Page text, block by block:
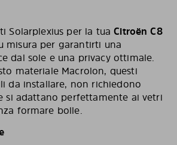
Solarplexius per la tuaCitroën C8
misura per garantirti una
dal sole e una privacy ottimale.
materiale Macrolon, questi
da installare, non richiedono
si adattano perfettamente ai vetri
formare bolle.